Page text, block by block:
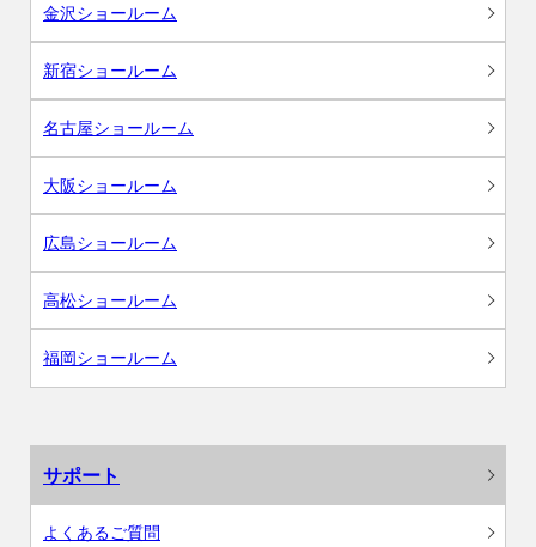
金沢ショールーム
新宿ショールーム
名古屋ショールーム
大阪ショールーム
広島ショールーム
高松ショールーム
福岡ショールーム
サポート
よくあるご質問